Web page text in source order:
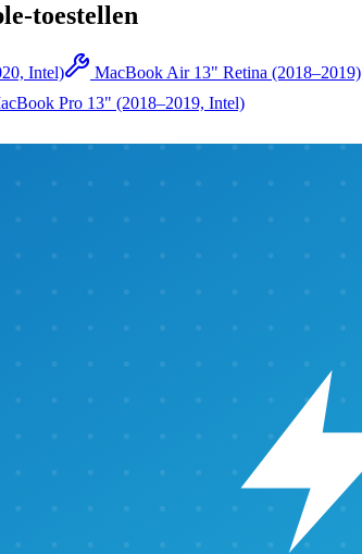
-toestellen
Intel) MacBook Air 13" Retina (2018–2019)
Pro 13" (2018–2019, Intel)